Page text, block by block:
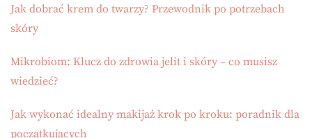
Jak dobrać krem do twarzy? Przewodnik po potrzebach
skóry
Mikrobiom: Klucz do zdrowia jelit i skóry – co musisz
wiedzieć?
Jak wykonać idealny makijaż krok po kroku: poradnik dla
początkujących